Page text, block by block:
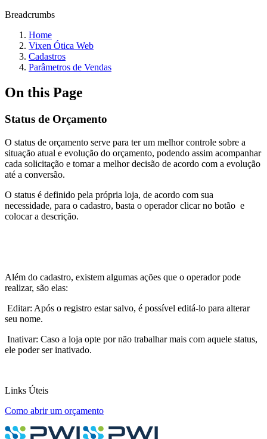
Breadcrumbs
Home
Vixen Ótica Web
Cadastros
Parâmetros de Vendas
On this Page
Status de Orçamento
O status de orçamento serve para ter um melhor controle sobre a
situação atual e evolução do orçamento, podendo assim acompanhar
cada solicitação e tomar a melhor decisão de acordo com a evolução
até a conversão.
O status é definido pela própria loja, de acordo com sua
necessidade, para o cadastro, basta o operador clicar no botão e
colocar a descrição.
Além do cadastro, existem algumas ações que o operador pode
realizar, são elas:
Editar: Após o registro estar salvo, é possível editá-lo para alterar
seu nome.
Inativar: Caso a loja opte por não trabalhar mais com aquele status,
ele poder ser inativado.
Links Úteis
Como abrir um orçamento